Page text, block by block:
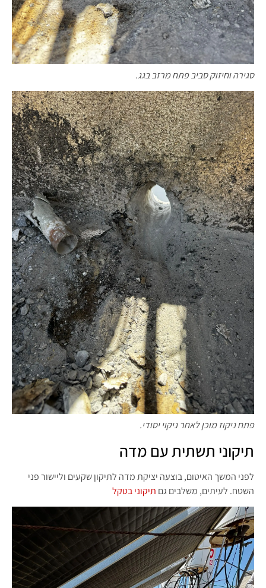
סגירה וחיזוק סביב פתח מרזב בגג.
פתח ניקוז מוכן לאחר ניקוי יסודי.
תיקוני תשתית עם מדה
לפני המשך האיטום, בוצעה יציקת מדה לתיקון שקעים וליישור פני
השטח. לעיתים, משלבים גם תיקוני בטקל